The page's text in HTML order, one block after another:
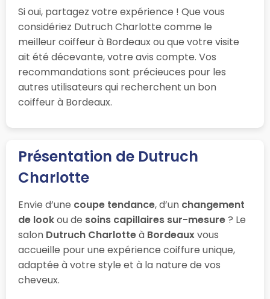
Si oui, partagez votre expérience ! Que vous
considériez Dutruch Charlotte comme le
meilleur coiffeur à Bordeaux ou que votre visite
ait été décevante, votre avis compte. Vos
recommandations sont précieuces pour les
autres utilisateurs qui recherchent un bon
coiffeur à Bordeaux.
Présentation de Dutruch
Charlotte
Envie d’une coupe tendance, d’un changement
de lookou de soins capillaires sur-mesure? Le
salon Dutruch Charlotteà Bordeauxvous
accueille pour une expérience coiffure unique,
adaptée à votre style et à la nature de vos
cheveux.